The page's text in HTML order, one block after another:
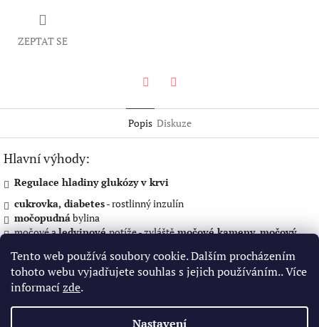
Tento web používá soubory cookie. Dalším procházením
tohoto webu vyjadřujete souhlas s jejich používáním.. Více
informacízde.
Nastavení
ZEPTAT SE
Popis Diskuze
Hlavní výhody:
Regulace hladiny glukózy v krvi
cukrovka, diabetes- rostlinný inzulín
močopudnábylina
močové aledvinové potíže - zvláště močové kameny, močový
revma, revmatismus, revmatoidní artritida
dna
poruchymetabolismu
krve, hypertenze, hypertenzní choroba